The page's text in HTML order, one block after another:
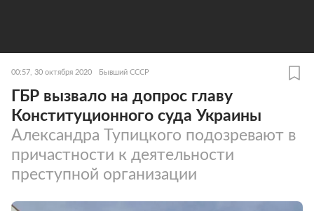
00:57, 30 октября 2020 Бывший СССР
ГБР вызвало на допрос главу
Конституционного суда Украины
Александра Тупицкого подозревают в
причастности к деятельности
преступной организации